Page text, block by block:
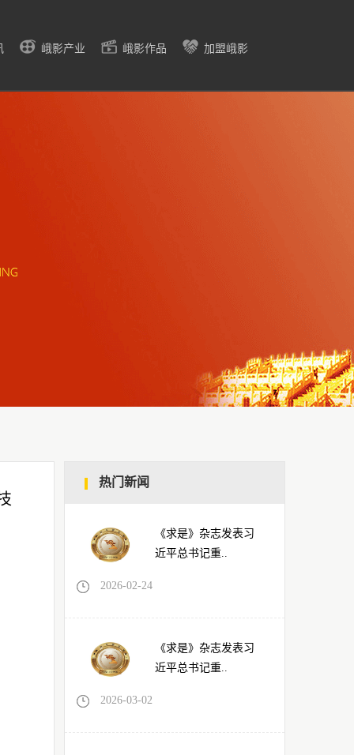
峨影产业 峨影作品 加盟峨影
热门新闻
《求是》杂志发表习
近平总书记重..
2026-02-24
《求是》杂志发表习
近平总书记重..
2026-03-02